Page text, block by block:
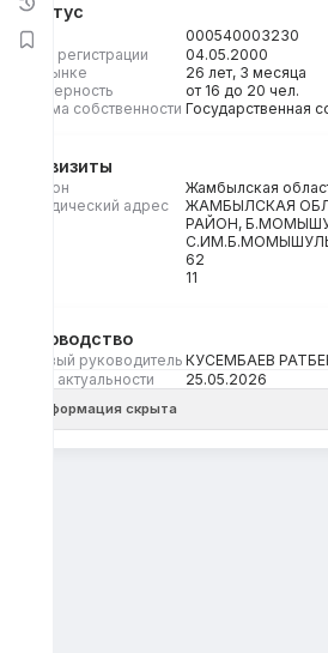
Статус
БИН
000540003230
Дата регистрации
04.05.2000
На рынке
26 лет, 3 месяца
Размерность
от 16 до 20 чел.
Форма собственности Государственная
Реквизиты
Регион
Жамбылская
Юридический адрес
ЖАМБЫЛСКАЯ
РАЙОН,
С.ИМ.Б.МОМЫШУЛЫ,
62
11
Руководство
Первый руководитель КУСЕМБАЕВ
Дата актуальности
25.05.2026
Информация скрыта